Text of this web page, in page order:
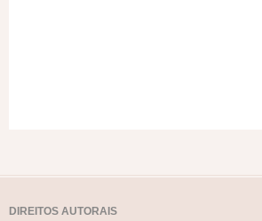
DIREITOS AUTORAIS